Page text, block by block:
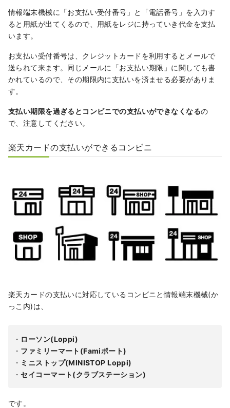
情報端末機械に「お支払い受付番号」と「電話番号」を入力す
ると用紙が出てくるので、用紙をレジに持っていき代金を支払
います。
お支払い受付番号は、クレジットカードを利用するとメールで
送られて来ます。同じメールに「お支払い期限」に関しても書
かれているので、その期限内に支払いを済ませる必要がありま
す。
支払い期限を過ぎるとコンビニでの支払いができなくなるの
で、注意してください。
楽天カードの支払いができるコンビニ
楽天カードの支払いに対応しているコンビニと情報端末機械(か
っこ内)は、
・ ローソン(Loppi)
・ ファミリーマート(Famiポート)
・ ミニストップ(MINISTOP Loppi)
・セイコーマート(クラブステーション)
です。